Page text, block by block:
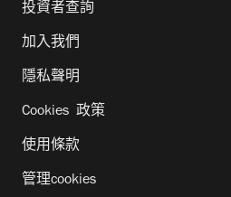
投資者查詢
加入我們
隱私聲明
Cookies 政策
使用條款
管理cookies